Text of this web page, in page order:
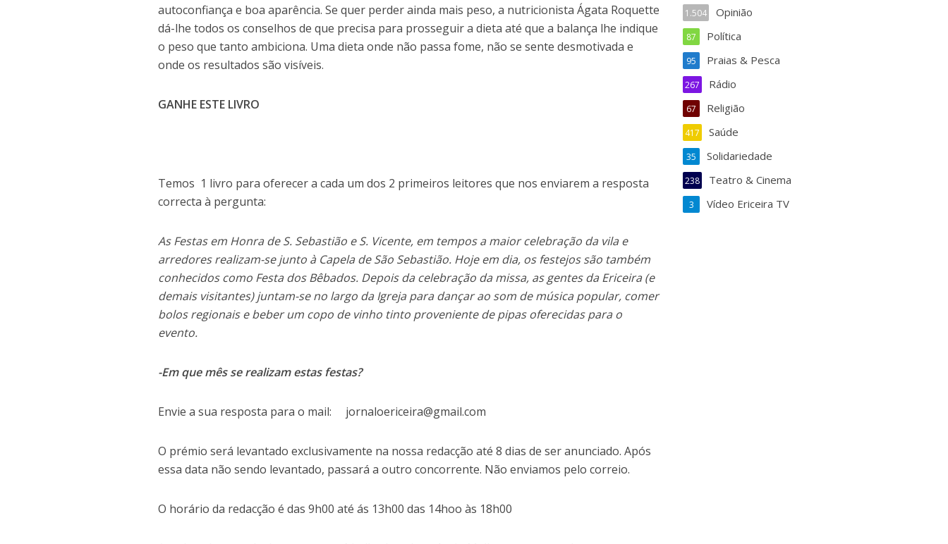
autoconfiança e boa aparência. Se quer perder ainda mais peso, a nutricionista Ágata Roquette
dá-lhe todos os conselhos de que precisa para prosseguir a dieta até que a balança lhe indique
o peso que tanto ambiciona. Uma dieta onde não passa fome, não se sente desmotivada e
onde os resultados são visíveis.
GANHE ESTE LIVRO
Temos 1 livro para oferecer a cada um dos 2 primeiros leitores que nos enviarem a resposta
correcta à pergunta:
As Festas em Honra de S. Sebastião e S. Vicente, em tempos a maior celebração da vila e
arredores realizam-se junto à Capela de São Sebastião. Hoje em dia, os festejos são também
conhecidos como Festa dos Bêbados. Depois da celebração da missa, as gentes da Ericeira (e
demais visitantes) juntam-se no largo da Igreja para dançar ao som de música popular, comer
bolos regionais e beber um copo de vinho tinto proveniente de pipas oferecidas para o
evento.
-Em que mês se realizam estas festas?
Envie a sua resposta para o mail: jornaloericeira@gmail.com
O prémio será levantado exclusivamente na nossa redacção até 8 dias de ser anunciado. Após
essa data não sendo levantado, passará a outro concorrente. Não enviamos pelo correio.
O horário da redacção é das 9h00 até ás 13h00 das 14hoo às 18h00
Opinião
1.504
Política
87
Praias & Pesca
95
Rádio
267
Religião
67
Saúde
417
Solidariedade
35
Teatro & Cinema
238
Vídeo Ericeira TV
3